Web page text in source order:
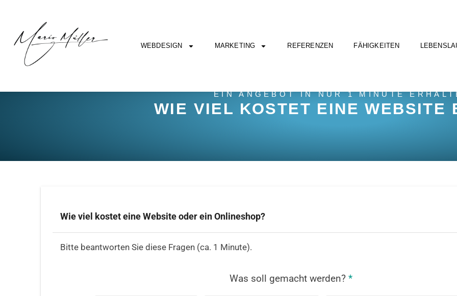
WEBDESIGN MARKETING REFERENZEN FÄHIGKEITEN
EIN ANGEBOT IN NUR 1 MINUTE
WIE VIEL KOSTET EINE WEBSITE
Wie viel kostet eine Website oder ein Onlineshop?
Bitte beantworten Sie diese Fragen (ca. 1 Minute).
Was soll gemacht werden? *